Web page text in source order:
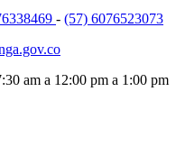
- (57) 6076523073
am a 12:00 pm a 1:00 pm